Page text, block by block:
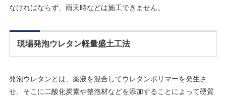
なければならず、雨天時などは施工できません。
現場発泡ウレタン軽量盛土工法
発泡ウレタンとは、薬液を混合してウレタンポリマーを発生さ
せ、そこに二酸化炭素や整泡材などを添加することによって硬質